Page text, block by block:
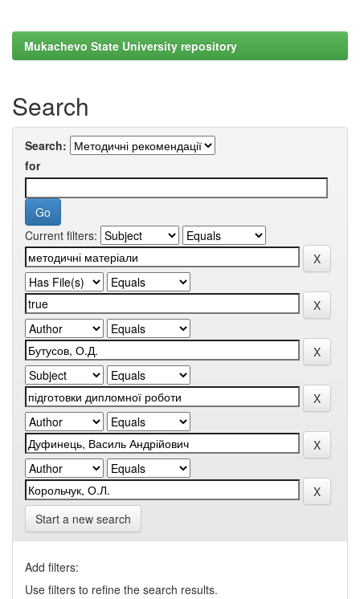
Mukachevo State University repository
Search
Search:
for
Current filters:
Start a new search
Add filters:
Use filters to refine the search results.